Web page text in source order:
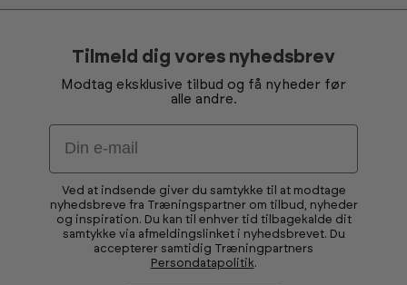
Tilmeld dig vores nyhedsbrev
Modtag eksklusive tilbud og få nyheder før
alle andre.
Email
Ved at indsende giver du samtykke til at modtage
nyhedsbreve fra Træningspartner om tilbud, nyheder
og inspiration. Du kan til enhver tid tilbagekalde dit
samtykke via afmeldingslinket i nyhedsbrevet. Du
accepterer samtidig Træningpartners
Persondatapolitik.